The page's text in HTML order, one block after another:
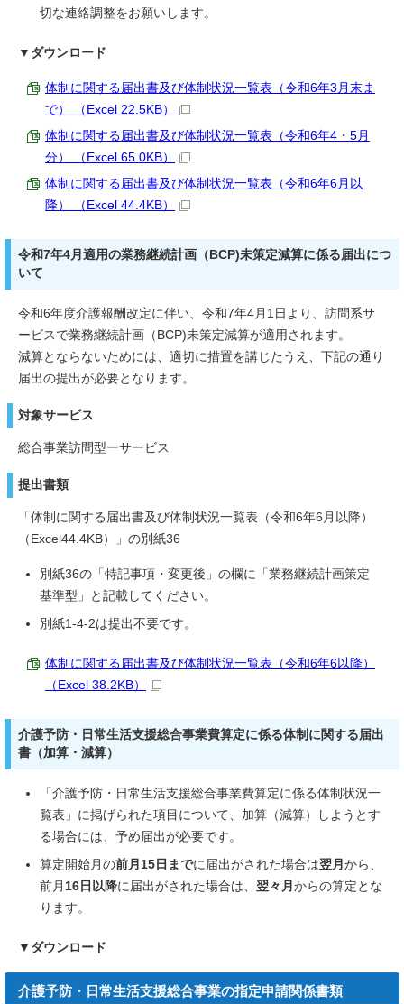
切な連絡調整をお願いします。
▼ダウンロード
体制に関する届出書及び体制状況一覧表（令和6年3月末ま
で） （Excel 22.5KB）
体制に関する届出書及び体制状況一覧表（令和6年4・5月
分） （Excel 65.0KB）
体制に関する届出書及び体制状況一覧表（令和6年6月以
降） （Excel 44.4KB）
令和7年4月適用の業務継続計画（BCP)未策定減算に係る届出につ
いて
令和6年度介護報酬改定に伴い、令和7年4月1日より、訪問系サ
ービスで業務継続計画（BCP)未策定減算が適用されます。
減算とならないためには、適切に措置を講じたうえ、下記の通り
届出の提出が必要となります。
対象サービス
総合事業訪問型ーサービス
提出書類
「体制に関する届出書及び体制状況一覧表（令和6年6月以降）
（Excel44.4KB）」の別紙36
別紙36の「特記事項・変更後」の欄に「業務継続計画策定
基準型」と記載してください。
別紙1-4-2は提出不要です。
体制に関する届出書及び体制状況一覧表（令和6年6以降）
（Excel 38.2KB）
介護予防・日常生活支援総合事業費算定に係る体制に関する届出
書（加算・減算）
「介護予防・日常生活支援総合事業費算定に係る体制状況一
覧表」に掲げられた項目について、加算（減算）しようとす
る場合には、予め届出が必要です。
算定開始月の前月15日までに届出がされた場合は翌月 から、
前月 16日以降に届出がされた場合は、 翌々月 からの算定とな
ります。
▼ダウンロード
介護予防・日常生活支援総合事業の指定申請関係書類